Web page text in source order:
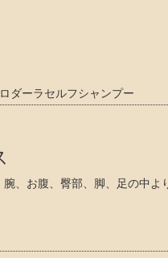
ダーラセルフシャンプー
、お腹、臀部、脚、足の中よ